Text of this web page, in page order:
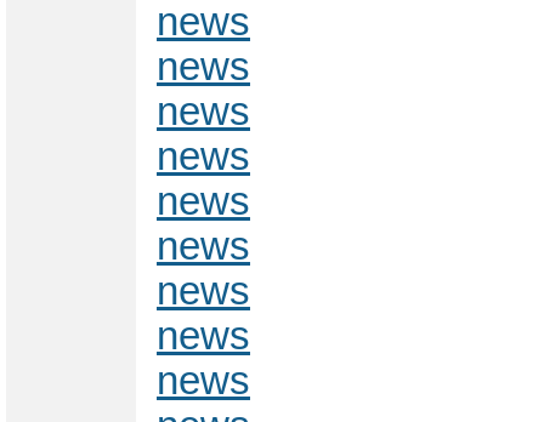
news
news
news
news
news
news
news
news
news